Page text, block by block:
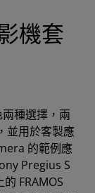
機套
種選擇，兩
並用於客製應
的範例應
Pregius S
FRAMOS